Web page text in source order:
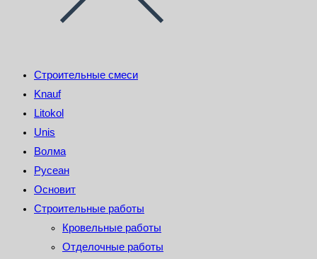
Строительные смеси
Knauf
Litokol
Unis
Волма
Русеан
Основит
Строительные работы
Кровельные работы
Отделочные работы